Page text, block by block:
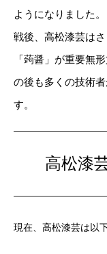
ようになりました。
戦後、高松漆芸は
「蒟醤」が重要無
の後も多くの技術
す。
高松漆
現在、高松漆芸は以